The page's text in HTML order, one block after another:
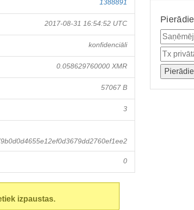
1388891
2017-08-31 16:54:52 UTC
konfidenciāli
0.058629760000 XMR
57067 B
3
0
izpaustas.